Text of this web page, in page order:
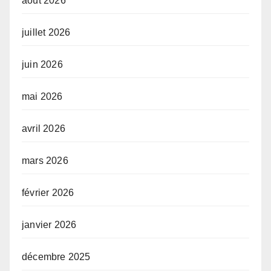
juillet 2026
juin 2026
mai 2026
avril 2026
mars 2026
février 2026
janvier 2026
décembre 2025